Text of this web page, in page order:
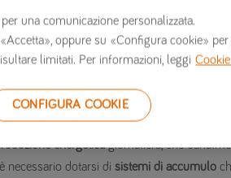
di impianto fotovoltaico ha un
economicovaria a seconda delle esigenze,
energeticagiornaliera, che
necessario dotarsi di sistemi di accumulo
una comunicazione personalizzata.
oppure su «Configura cookie»
limitati. Per informazioni, leggi
CONFIGURA COOKIE